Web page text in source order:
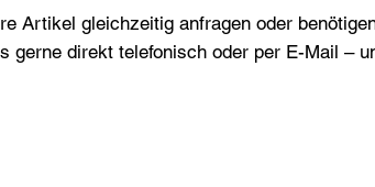
Artikel gleichzeitig anfragen oder
gerne direkt telefonisch oder per E-Mail –